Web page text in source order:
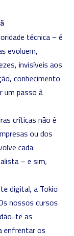
técnica – é
evoluem,
invisíveis aos
conhecimento
um passo à
críticas não é
ou dos
cada
– e sim,
digital, a Tokio
nossos cursos
dão-te as
enfrentar os